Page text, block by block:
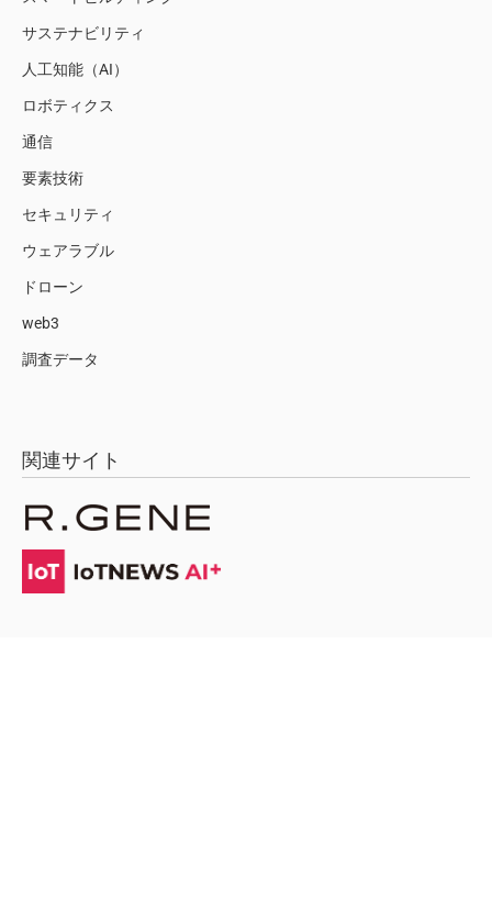
サステナビリティ
人工知能（AI）
ロボティクス
通信
要素技術
セキュリティ
ウェアラブル
ドローン
web3
調査データ
関連サイト